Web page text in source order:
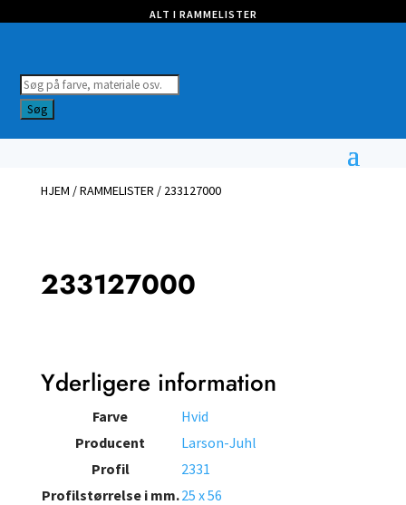
ALT I RAMMELISTER
Products
search
Søg
HJEM /RAMMELISTER / 233127000
233127000
Yderligere information
Farve
Hvid
Producent
Larson-Juhl
Profil
2331
Profilstørrelse i mm.25 x 56